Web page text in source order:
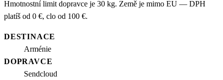
Hmotnostní limit dopravce je 30 kg. Země je mimo EU — DPH
platíš od 0 €, clo od 100 €.
DESTINACE
Arménie
DOPRAVCE
Sendcloud